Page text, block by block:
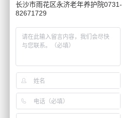
长沙市雨花区永济老年养护院0731-
82671729